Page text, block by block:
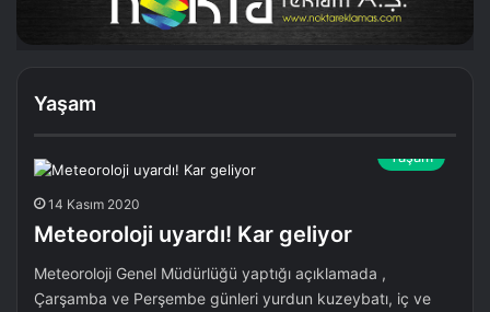
Yaşam
Yaşam
14 Kasım 2020
Meteoroloji uyardı! Kar geliyor
Meteoroloji Genel Müdürlüğü yaptığı açıklamada ,
Çarşamba ve Perşembe günleri yurdun kuzeybatı, iç ve